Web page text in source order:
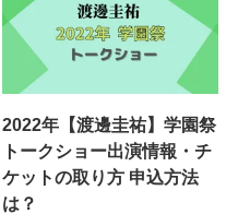
2022年【渡邊圭祐】学園祭
トークショー出演情報・チ
ケットの取り方 申込方法
は？